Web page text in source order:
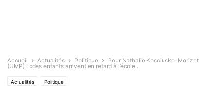
Accueil Actualités Politique
Pour Nathalie Kosciusko-Morizet
(UMP) : «des enfants arrivent en retard à l’école...
Actualités Politique